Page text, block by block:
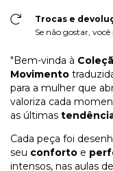
Trocas e
Se não gostar,
"Bem-vinda à
Movimento
para a mulher que
valoriza cada
as últimas
Cada peça foi
seu conforto e
intensos, nas aulas de